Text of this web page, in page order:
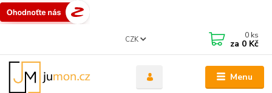
Menu
CZK 0 ks
za 0 Kč